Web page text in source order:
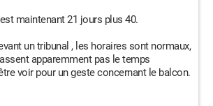
maintenant 21 jours plus 40.
un tribunal , les horaires sont normaux,
apparemment pas le temps
voir pour un geste concernant le balcon.